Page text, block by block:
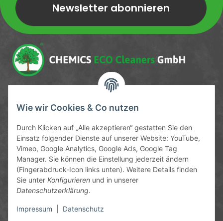
Wie wir Cookies & Co nutzen
Durch Klicken auf „Alle akzeptieren“ gestatten Sie den
Einsatz folgender Dienste auf unserer Website: YouTube,
Vimeo, Google Analytics, Google Ads, Google Tag
Manager. Sie können die Einstellung jederzeit ändern
(Fingerabdruck-Icon links unten). Weitere Details finden
Sie unter Konfigurieren und in unserer
Datenschutzerklärung.
Impressum Datenschutz
Newsletter abonnieren
Newsletter Newsletter abonnieren
Service-Hotline
09372 / 70 80 90
Mo-Fr, 09:00-12:00 | 13:00-17:00 Uhr
Hinter den Straßenäckern 11-13
63906 Erlenbach
info@chemics.eu